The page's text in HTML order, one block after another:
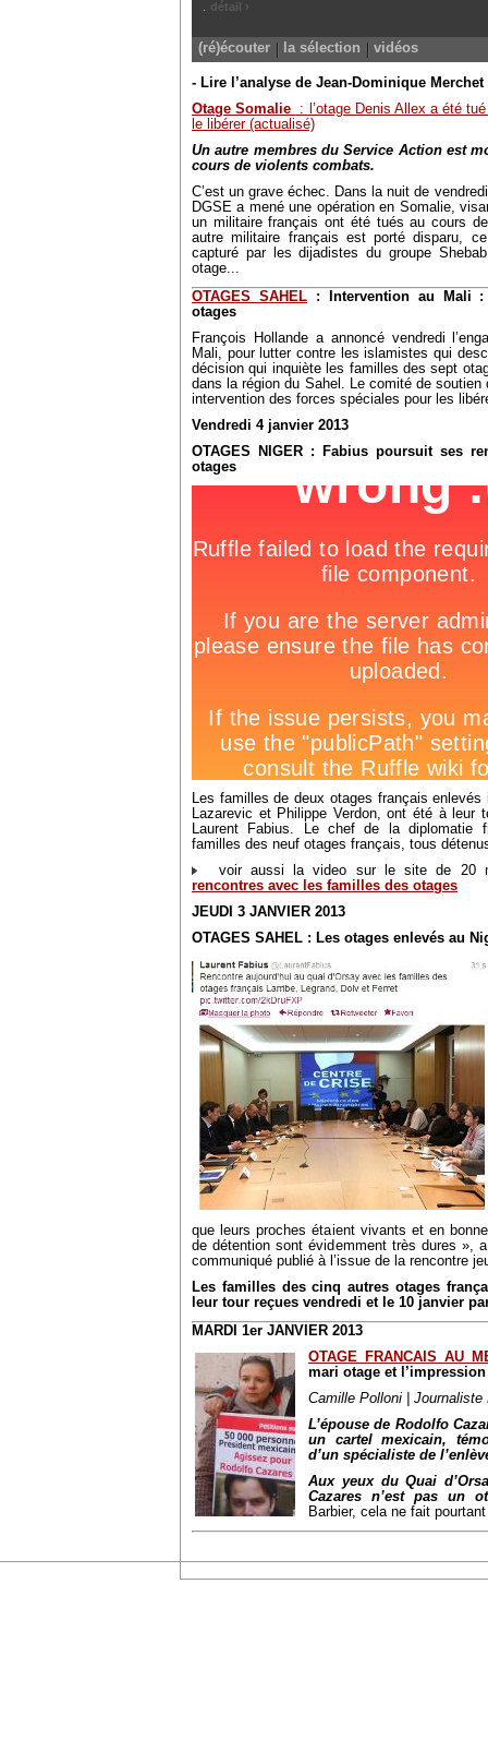
- Lire l’analyse de Jean-Dominique
Otage Somalie
: l’otage Denis Allex a été
le libérer (actualisé)
Un autre membres du Service Action est
cours de violents combats.
C’est un grave échec. Dans la nuit de
DGSE a mené une opération en Somalie,
un militaire français ont été tués au cours
autre militaire français est porté disparu,
capturé par les dijadistes du groupe
otage...
OTAGES SAHEL: Intervention au Mali :
otages
François Hollande a annoncé vendredi
Mali, pour lutter contre les islamistes qui
décision qui inquiète les familles des sept
dans la région du Sahel. Le comité de soutien
intervention des forces spéciales pour les
Vendredi 4 janvier 2013
OTAGES NIGER : Fabius poursuit ses
otages
Les familles de deux otages français
Lazarevic et Philippe Verdon, ont été à leur
Laurent Fabius. Le chef de la diplomatie
familles des neuf otages français, tous
voir aussi la video sur le site de 20
rencontres avec les familles des otages
JEUDI 3 JANVIER 2013
OTAGES SAHEL : Les otages enlevés au
que leurs proches étaient vivants et en
de détention sont évidemment très dures »,
communiqué publié à l’issue de la rencontre
Les familles des cinq autres otages
leur tour reçues vendredi et le 10 janvier
MARDI 1er JANVIER 2013
OTAGE FRANCAIS AU
mari otage et l’impression
Camille Polloni | Journaliste
L’épouse de Rodolfo
un cartel mexicain,
d’un spécialiste de
Aux yeux du Quai
Cazares n’est pas un
Barbier, cela ne fait